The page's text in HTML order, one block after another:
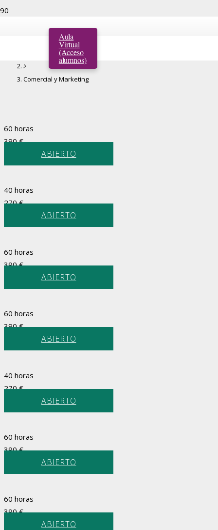
Aula
Virtual
(Acceso
alumnos)
Comercial y Marketing
Comercial y Marketing
60 horas
390€
ABIERTO
40 horas
270€
ABIERTO
60 horas
390€
ABIERTO
60 horas
390€
ABIERTO
40 horas
270€
ABIERTO
60 horas
390€
ABIERTO
60 horas
390€
ABIERTO